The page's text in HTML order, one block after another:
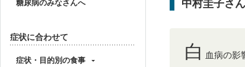
症状に合わせて
症状・目的別の食事 白
血病の影